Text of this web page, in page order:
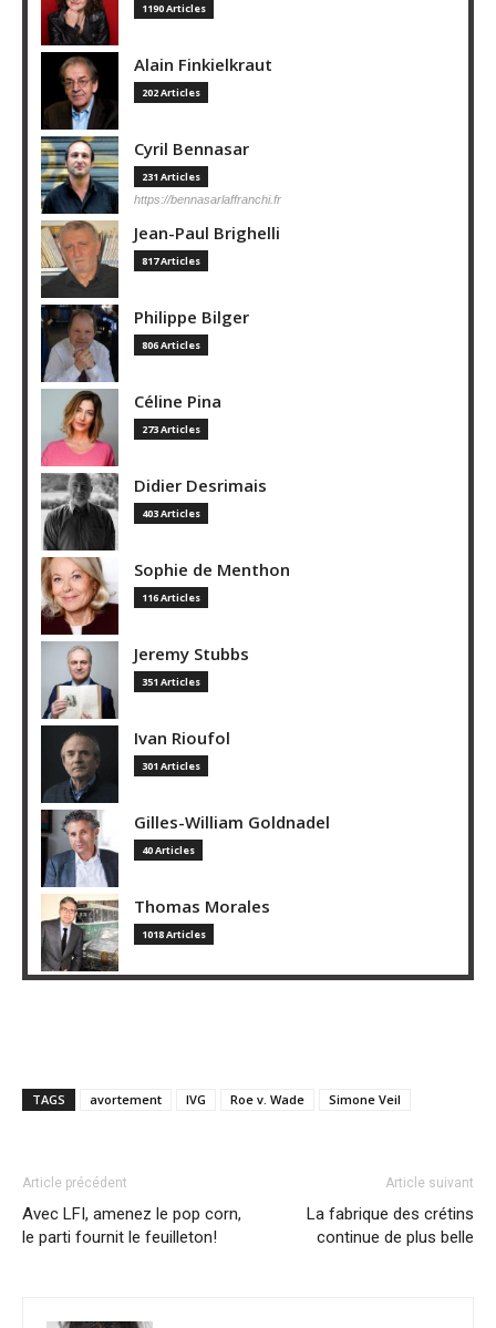
1190 Articles
Alain Finkielkraut
202 Articles
Cyril Bennasar
231 Articles
https://bennasarlaffranchi.fr
Jean-Paul Brighelli
817 Articles
Philippe Bilger
806 Articles
Céline Pina
273 Articles
Didier Desrimais
403 Articles
Sophie de Menthon
116 Articles
Jeremy Stubbs
351 Articles
Ivan Rioufol
301 Articles
Gilles-William Goldnadel
40 Articles
Thomas Morales
1018 Articles
TAGS avortement IVG Roe v. Wade Simone Veil
Article précédent
Avec LFI, amenez le pop corn,
le parti fournit le feuilleton!
Article suivant
La fabrique des crétins
continue de plus belle